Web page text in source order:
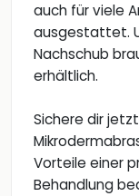
auch für viele
ausgestattet.
Nachschub
erhältlich.
Sichere dir
Vorteile einer
Behandlung